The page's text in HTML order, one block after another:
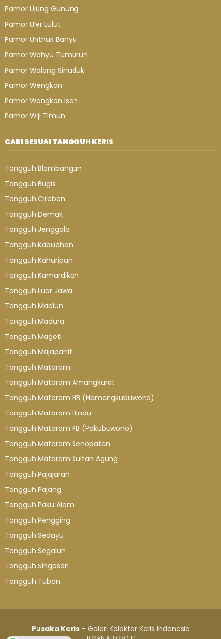
Pamor Ujung Gunung
Pamor Uler Lulut
Pamor Unthuk Banyu
Pamor Wahyu Tumurun
Pamor Walang Sinuduk
Pamor Wengkon
Pamor Wengkon Isen
Pamor Wiji Timun
CARI SESUAI TANGGUH KERIS
Tangguh Blambangan
Tangguh Bugis
Tangguh Cirebon
Tangguh Demak
Tangguh Jenggala
Tangguh Kabudhan
Tangguh Kahuripan
Tangguh Kamardikan
Tangguh Luar Jawa
Tangguh Madiun
Tangguh Madura
Tangguh Mageti
Tangguh Majapahit
Tangguh Mataram
Tangguh Mataram Amangkurat
Tangguh Mataram HB (Hamengkubuwono)
Tangguh Mataram Hindu
Tangguh Mataram PB (Pakubuwono)
Tangguh Mataram Senopaten
Tangguh Mataram Sultan Agung
Tangguh Pajajaran
Tangguh Pajang
Tangguh Paku Alam
Tangguh Pengging
Tangguh Sedayu
Tangguh Segaluh
Tangguh Singosari
Tangguh Tuban
Pusaka Keris- Galeri Kolektor Keris Indonesia